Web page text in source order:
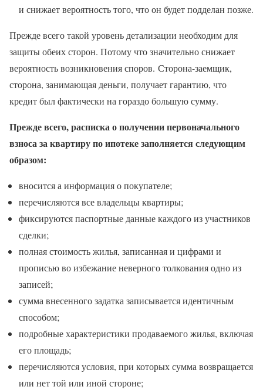
и снижает вероятность того, что он будет подделан позже.
Прежде всего такой уровень детализации необходим для
защиты обеих сторон. Потому что значительно снижает
вероятность возникновения споров. Сторона-заемщик,
сторона, занимающая деньги, получает гарантию, что
кредит был фактически на гораздо большую сумму.
Прежде всего, расписка о получении первоначального
взноса за квартиру по ипотеке заполняется следующим
образом:
вносится а информация о покупателе;
перечисляются все владельцы квартиры;
фиксируются паспортные данные каждого из участников
сделки;
полная стоимость жилья, записанная и цифрами и
прописью во избежание неверного толкования одно из
записей;
сумма внесенного задатка записывается идентичным
способом;
подробные характеристики продаваемого жилья, включая
его площадь;
перечисляются условия, при которых сумма возвращается
или нет той или иной стороне;